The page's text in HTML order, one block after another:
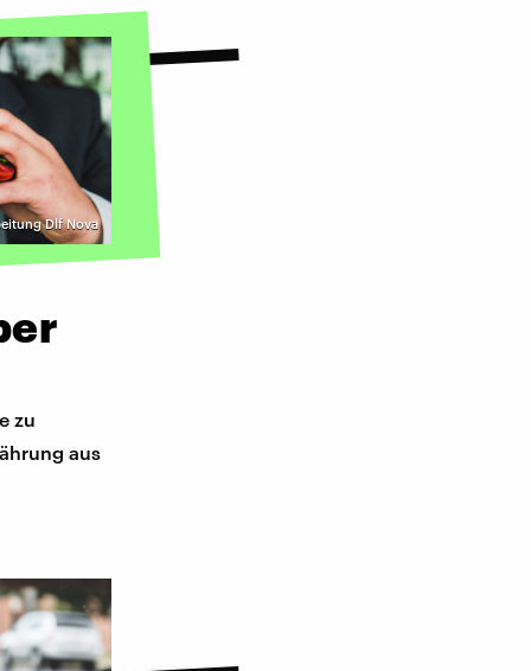
Dlf Nova
zu
aus